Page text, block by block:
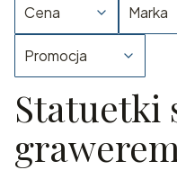
Cena Marka
Promocja
Koniec filtrów
Statuetki
grawerem